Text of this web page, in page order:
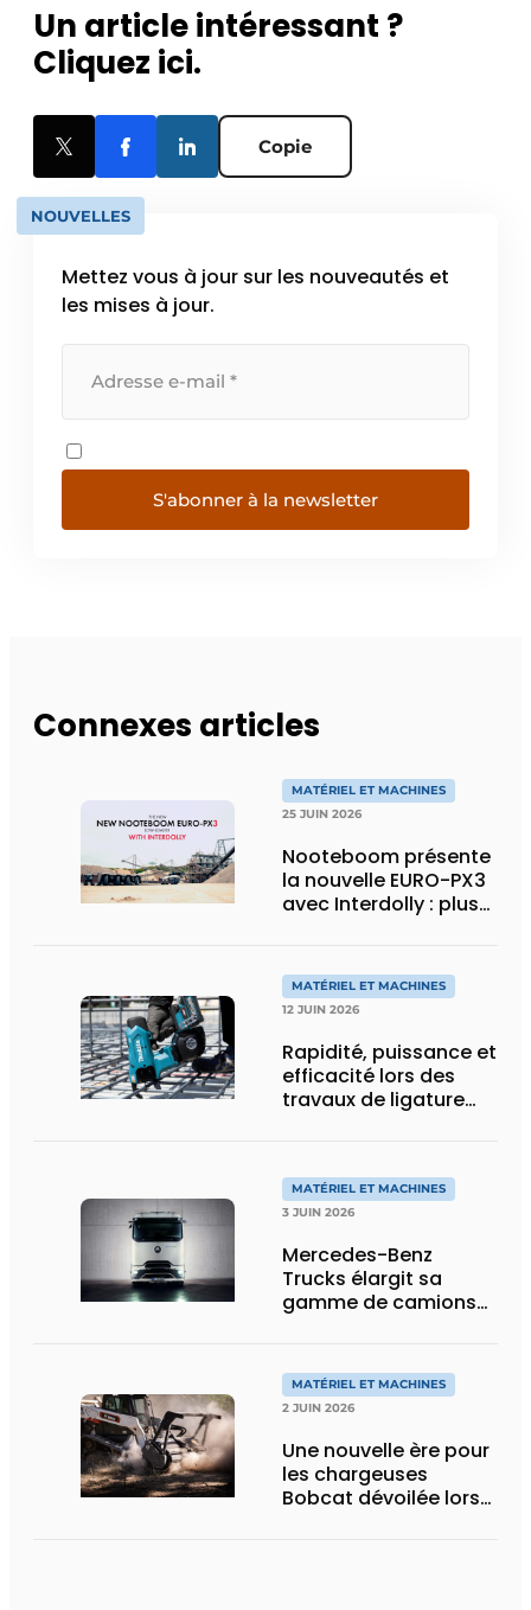
Un article intéressant ?
Cliquez ici.
Copie
NOUVELLES
Mettez vous à jour sur les nouveautés et
les mises à jour.
S'abonner à la newsletter
Connexes articles
MATÉRIEL ET MACHINES
25 JUIN 2026
Nooteboom présente
la nouvelle EURO-PX3
avec Interdolly : plus
transport spécial
MATÉRIEL ET MACHINES
12 JUIN 2026
Rapidité, puissance et
efficacité lors des
travaux de ligature
MATÉRIEL ET MACHINES
3 JUIN 2026
Mercedes-Benz
Trucks élargit sa
gamme de camions
eActros Lowliner
MATÉRIEL ET MACHINES
2 JUIN 2026
Une nouvelle ère pour
les chargeuses
Bobcat dévoilée lors